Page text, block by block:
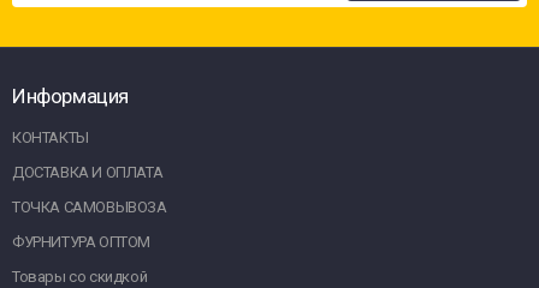
Информация
КОНТАКТЫ
ДОСТАВКА И ОПЛАТА
ТОЧКА САМОВЫВОЗА
ФУРНИТУРА ОПТОМ
Товары со скидкой